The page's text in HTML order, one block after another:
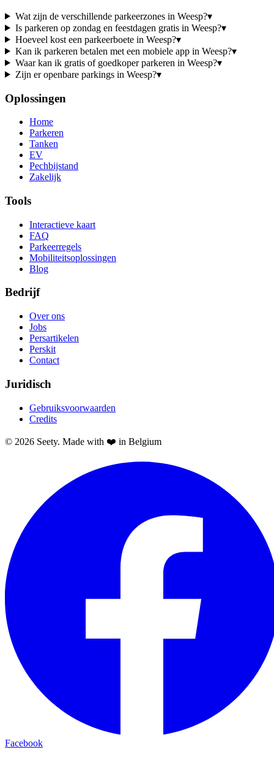
Wat zijn de verschillende parkeerzones in Weesp?▾
Is parkeren op zondag en feestdagen gratis in Weesp?▾
Hoeveel kost een parkeerboete in Weesp?▾
Kan ik parkeren betalen met een mobiele app in Weesp?▾
Waar kan ik gratis of goedkoper parkeren in Weesp?▾
Zijn er openbare parkings in Weesp?▾
Oplossingen
Home
Parkeren
Tanken
EV
Pechbijstand
Zakelijk
Tools
Interactieve kaart
FAQ
Parkeerregels
Mobiliteitsoplossingen
Blog
Bedrijf
Over ons
Jobs
Persartikelen
Perskit
Contact
Juridisch
Gebruiksvoorwaarden
Credits
© 2026 Seety. Made with ❤️ in Belgium
Facebook